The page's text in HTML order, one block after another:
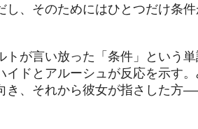
し、そのためにはひとつだけ条
が言い放った「条件」という
イドとアルーシュが反応を示す
き、それから彼女が指さした方